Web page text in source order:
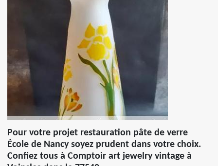
Pour votre projet restauration pâte de verre
École de Nancy soyez prudent dans votre choix.
Confiez tous à Comptoir art jewelry vintage à